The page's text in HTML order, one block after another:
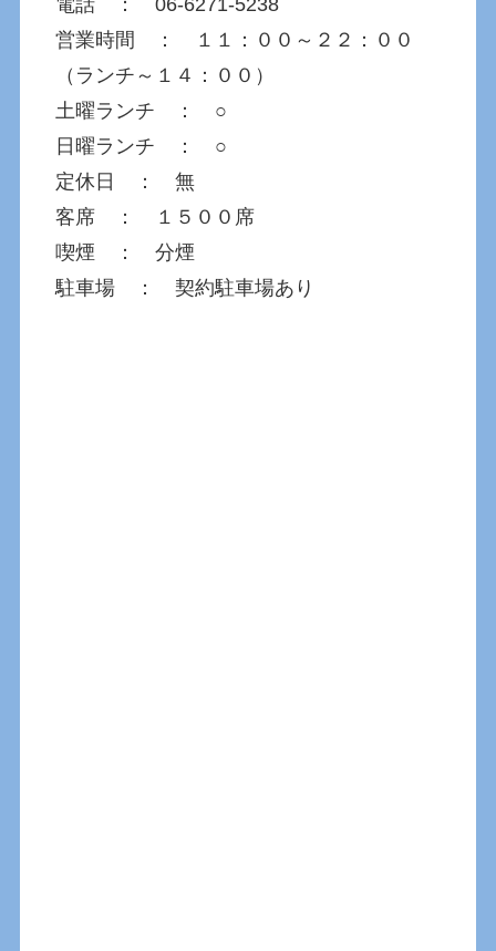
電話 ： 06-6271-5238
営業時間 ： １１：００～２２：００
（ランチ～１４：００）
土曜ランチ ： ○
日曜ランチ ： ○
定休日 ： 無
客席 ： １５００席
喫煙 ： 分煙
駐車場 ： 契約駐車場あり